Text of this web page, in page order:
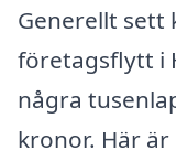
Generellt sett
företagsflytt i
några
kronor. Här